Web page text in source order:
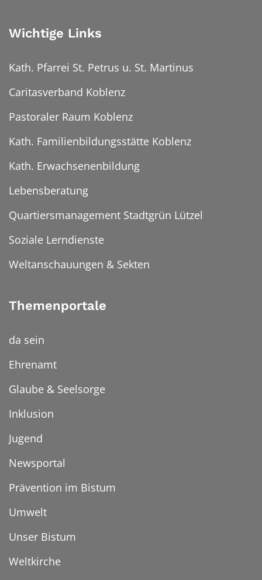
Wichtige Links
Kath. Pfarrei St. Petrus u. St. Martinus
Caritasverband Koblenz
Pastoraler Raum Koblenz
Kath. Familienbildungsstätte Koblenz
Kath. Erwachsenenbildung
Lebensberatung
Quartiersmanagement Stadtgrün Lützel
Soziale Lerndienste
Weltanschauungen & Sekten
Themenportale
da sein
Ehrenamt
Glaube & Seelsorge
Inklusion
Jugend
Newsportal
Prävention im Bistum
Umwelt
Unser Bistum
Weltkirche